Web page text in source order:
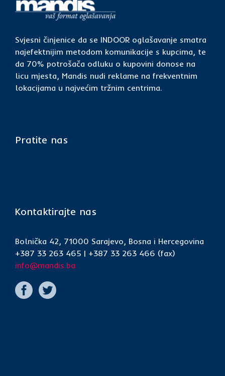
Svjesni činjenice da se INDOOR oglašavanje smatra
najefektnijim metodom komunikacije s kupcima, te
da 70% potrošača odluku o kupovini donose na
licu mjesta, Mandis nudi reklame na frekventnim
lokacijama u najvećim tržnim centrima.
Pratite nas
Kontaktirajte nas
Bolnička 42, 71000 Sarajevo, Bosna i Hercegovina
+387 33 263 465 | +387 33 263 466 (fax)
info@mandis.ba